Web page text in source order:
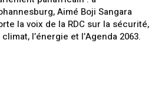
Aimé Boji Sangara
la voix de la RDC sur la sécurité,
l’énergie et l’Agenda 2063.